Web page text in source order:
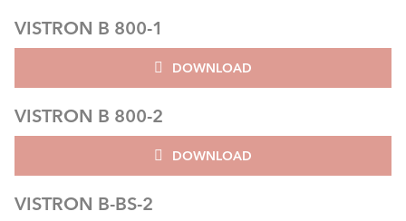
VISTRON B 800-1
DOWNLOAD
VISTRON B 800-2
DOWNLOAD
VISTRON B-BS-2